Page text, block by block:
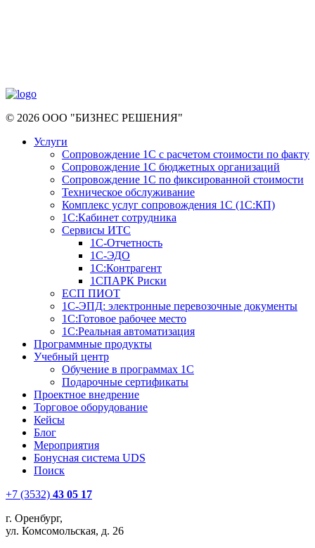
© 2026 ООО "БИЗНЕС РЕШЕНИЯ"
Услуги
Сопровождение 1С с расчетом стоимости по факту
Сопровождение 1С бюджетных организаций
Сопровождение 1С по фиксированной стоимости
Техническое обслуживание
Комплекс услуг сопровождения 1С (1С:КП)
1С:Кабинет сотрудника
Сервисы ИТС
1С-Отчетность
1С-ЭДО
1С:Контрагент
1СПАРК Риски
ЕСП ПИОТ
1С-ЭПД: электронные перевозочные документы
1С:Готовое рабочее место
1С:Реальная автоматизация
Программные продукты
Учебный центр
Обучение в программах 1С
Подарочные сертификаты
Проектное внедрение
Торговое оборудование
Кейсы
Блог
Мероприятия
Бонусная система UDS
Поиск
+7 (3532) 43 05 17
г. Оренбург,
ул. Комсомольская, д. 26